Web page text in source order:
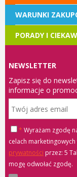
WARUNKI
PORADY I
NEWSLETTER
Zapisz się do
informacje o
* Wyrażam zgodę
celach
prywatności
mogę odwołać zgodę.